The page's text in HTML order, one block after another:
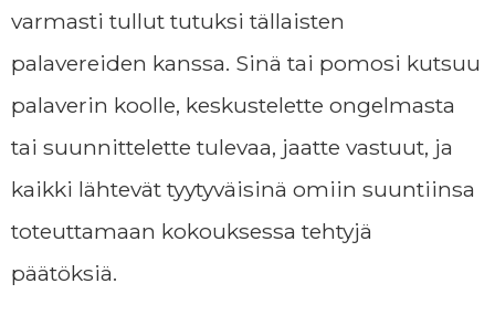
varmasti tullut tutuksi tällaisten
palavereiden kanssa. Sinä tai pomosi kutsuu
palaverin koolle, keskustelette ongelmasta
tai suunnittelette tulevaa, jaatte vastuut, ja
kaikki lähtevät tyytyväisinä omiin suuntiinsa
toteuttamaan kokouksessa tehtyjä
päätöksiä.